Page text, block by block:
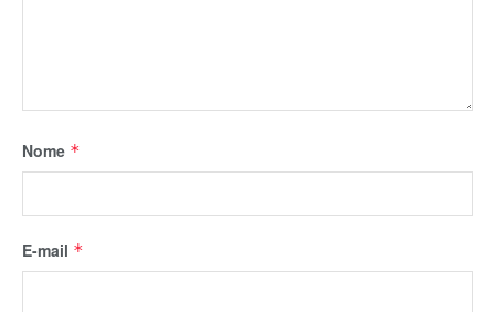
Nome *
E-mail *